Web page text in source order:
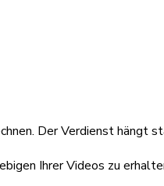
Der Verdienst hängt
Ihrer Videos zu